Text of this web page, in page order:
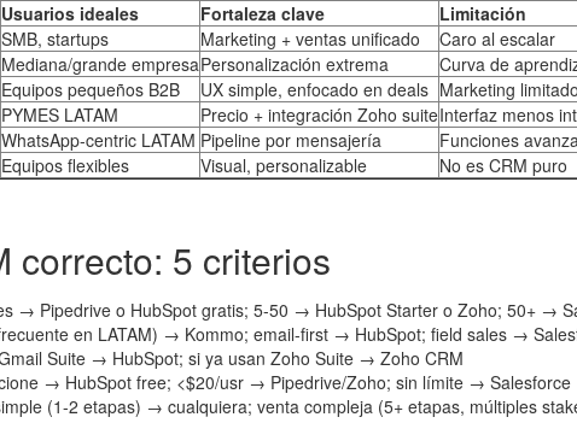
Usuarios ideales Fortaleza clave
Limitación
SMB, startups Marketing + ventas unificado
Caro al escalar
Mediana/grande empresaPersonalización extrema
Curva de
Equipos pequeños B2B UX simple, enfocado en deals Marketing limitado
PYMES LATAM Precio + integración Zoho suiteInterfaz menos
WhatsApp-centric LATAM Pipeline por mensajería
Funciones
Equipos flexibles Visual, personalizable No es CRM puro
correcto: 5 criterios
→ Pipedrive o HubSpot gratis; 5-50 → HubSpot Starter o Zoho; 50+ →
en LATAM) → Kommo; email-first → HubSpot; field sales →
Suite → HubSpot; si ya usan Zoho Suite → Zoho CRM
→ HubSpot free; <$20/usr → Pipedrive/Zoho; sin límite → Salesforce
(1-2 etapas) → cualquiera; venta compleja (5+ etapas, múltiples